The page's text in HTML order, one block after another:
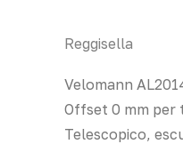
Reggisella
Velomann
Offset 0 mm per
Telescopico,